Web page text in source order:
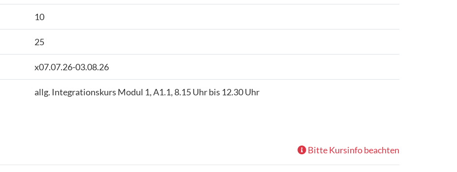
10
25
x07.07.26-03.08.26
allg. Integrationskurs Modul 1, A1.1, 8.15 Uhr bis 12.30 Uhr
Bitte Kursinfo beachten